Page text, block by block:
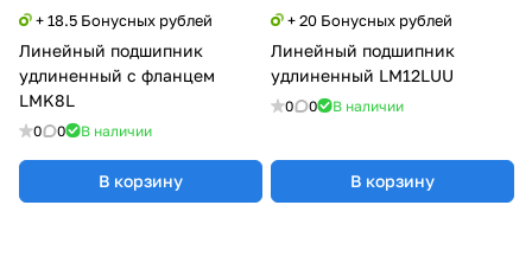
+ 18.5 Бонусных рублей
Линейный подшипник
удлиненный с фланцем
LMK8L
0 0 В наличии
В корзину
+ 20 Бонусных рублей
Линейный подшипник
удлиненный LM12LUU
0 0 В наличии
В корзину